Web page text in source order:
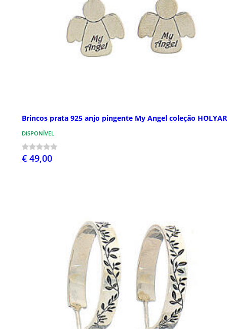
Brincos prata 925 anjo pingente My Angel coleção
DISPONÍVEL
€ 49,00